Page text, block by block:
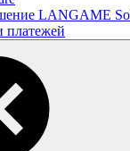
LANGAME
платежей